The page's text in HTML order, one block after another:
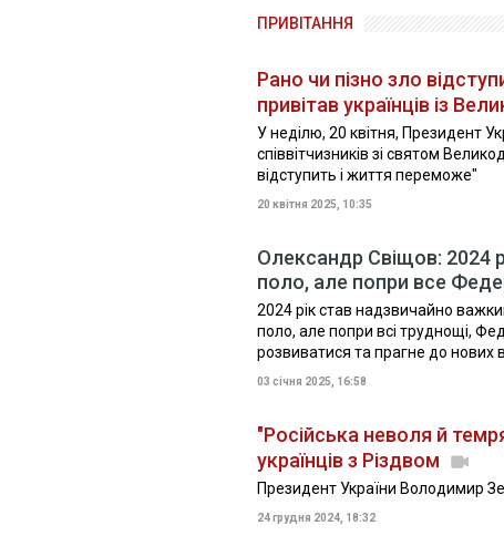
ПРИВІТАННЯ
Рано чи пізно зло
привітав українців із
У неділю, 20 квітня, Президент
співвітчизників зі святом
відступить і життя переможе"
20 квітня 2025, 10:35
Олександр Свіщов: 2024
поло, але попри все
2024 рік став надзвичайно
поло, але попри всі труднощі,
розвиватися та прагне до нових
03 січня 2025, 16:58
"Російська неволя й
українців з Різдвом
Президент України Володимир
24 грудня 2024, 18:32